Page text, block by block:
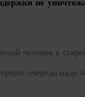
не
человек в
очередь